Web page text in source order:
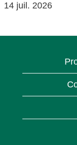
14 juil. 2026